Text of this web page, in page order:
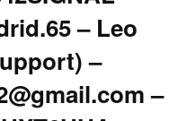
– Leo
–
–